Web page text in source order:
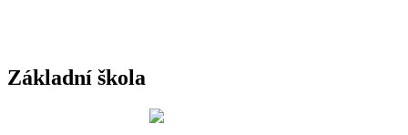
Základní škola